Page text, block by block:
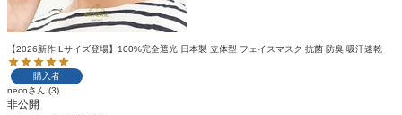
【2026新作.Lサイズ登場】100%完全遮光 日本製 立体型 フェイスマスク 抗菌 防臭 吸汗速乾
購入者
neco
3
非公開